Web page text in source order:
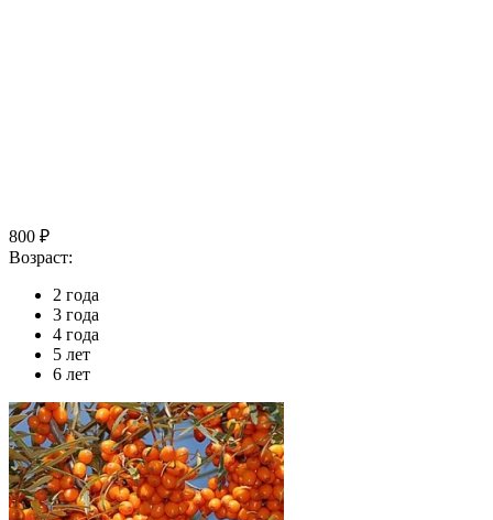
800 ₽
Возраст:
2 года
3 года
4 года
5 лет
6 лет